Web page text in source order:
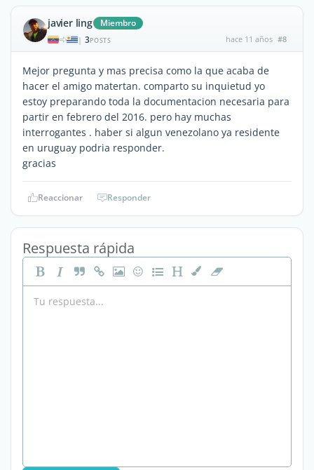
javier ling Miembro
| 3POSTS hace 11 años #8
Mejor pregunta y mas precisa como la que acaba de
hacer el amigo matertan. comparto su inquietud yo
estoy preparando toda la documentacion necesaria para
partir en febrero del 2016. pero hay muchas
interrogantes . haber si algun venezolano ya residente
en uruguay podria responder.
gracias
Reaccionar Responder
Respuesta rápida